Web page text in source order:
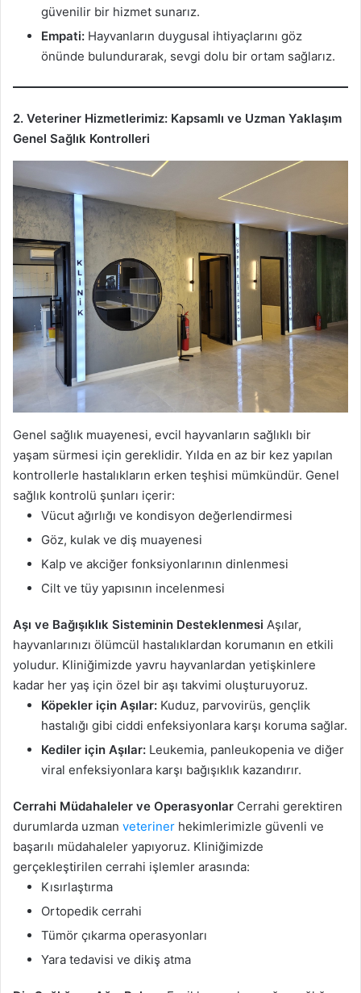
güvenilir bir hizmet sunarız.
Empati: Hayvanların duygusal ihtiyaçlarını göz
önünde bulundurarak, sevgi dolu bir ortam sağlarız.
2. Veteriner Hizmetlerimiz: Kapsamlı ve Uzman Yaklaşım
Genel Sağlık Kontrolleri
Genel sağlık muayenesi, evcil hayvanların sağlıklı bir
yaşam sürmesi için gereklidir. Yılda en az bir kez yapılan
kontrollerle hastalıkların erken teşhisi mümkündür. Genel
sağlık kontrolü şunları içerir:
Vücut ağırlığı ve kondisyon değerlendirmesi
Göz, kulak ve diş muayenesi
Kalp ve akciğer fonksiyonlarının dinlenmesi
Cilt ve tüy yapısının incelenmesi
Aşı ve Bağışıklık Sisteminin Desteklenmesi Aşılar,
hayvanlarınızı ölümcül hastalıklardan korumanın en etkili
yoludur. Kliniğimizde yavru hayvanlardan yetişkinlere
kadar her yaş için özel bir aşı takvimi oluşturuyoruz.
Köpekler için Aşılar: Kuduz, parvovirüs, gençlik
hastalığı gibi ciddi enfeksiyonlara karşı koruma sağlar.
Kediler için Aşılar: Leukemia, panleukopenia ve diğer
viral enfeksiyonlara karşı bağışıklık kazandırır.
Cerrahi Müdahaleler ve Operasyonlar Cerrahi gerektiren
durumlarda uzman veteriner hekimlerimizle güvenli ve
başarılı müdahaleler yapıyoruz. Kliniğimizde
gerçekleştirilen cerrahi işlemler arasında:
Kısırlaştırma
Ortopedik cerrahi
Tümör çıkarma operasyonları
Yara tedavisi ve dikiş atma